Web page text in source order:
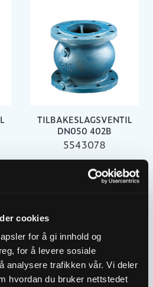
cookies
for å gi innhold og
for å levere sosiale
analysere trafikken vår. Vi deler
hvordan du bruker nettstedet
TILBAKESLAGSVENTIL
DN050 402B
5543078